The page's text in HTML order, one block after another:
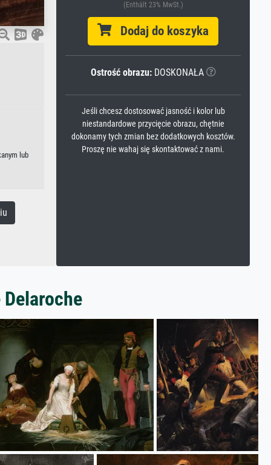
lub
(Enthält 23% MwSt.)
Dodaj do koszyka
Ostrość obrazu:DOSKONAŁA
Jeśli chcesz dostosować jasność i kolor lub
niestandardowe przycięcie obrazu, chętnie
dokonamy tych zmian bez dodatkowych kosztów.
Proszę nie wahaj się skontaktować z nami.